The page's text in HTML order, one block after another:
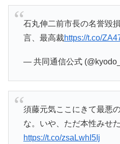
石丸伸二前市長の名誉毀
言、最高裁https://t.co/
— 共同通信公式
須藤元気ここにきて最悪
な。いや、ただ本性みせた
https://t.co/zsaLwhI5Ij